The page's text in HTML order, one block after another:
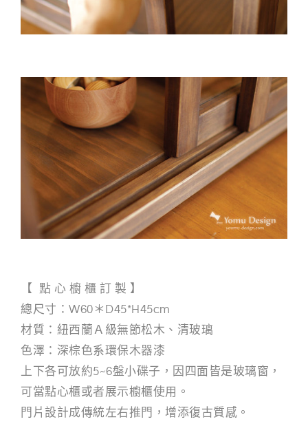
【 點 心 櫥 櫃 訂 製 】
總尺寸：W60＊D45*H45cm
材質：紐西蘭Ａ級無節松木、清玻璃
色澤：深棕色系環保木器漆
上下各可放約5~6盤小碟子，因四面皆是玻璃窗，
可當點心櫃或者展示櫥櫃使用。
門片設計成傳統左右推門，增添復古質感。